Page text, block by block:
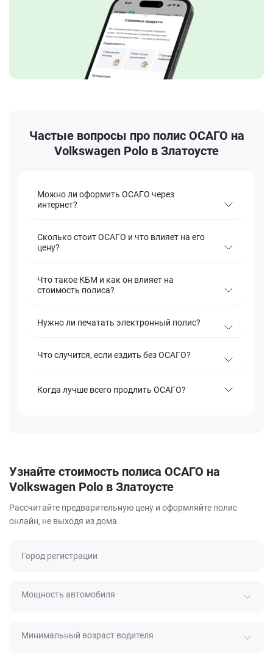
Частые вопросы про полис ОСАГО на
Volkswagen Polo в Златоусте
Можно ли оформить ОСАГО через
интернет?
Сколько стоит ОСАГО и что влияет на его
цену?
Что такое КБМ и как он влияет на
стоимость полиса?
Нужно ли печатать электронный полис?
Что случится, если ездить без ОСАГО?
Когда лучше всего продлить ОСАГО?
Узнайте стоимость полиса ОСАГО на
Volkswagen Polo в Златоусте
Рассчитайте предварительную цену и оформляйте полис
онлайн, не выходя из дома
Город регистрации
Мощность автомобиля
Минимальный возраст водителя